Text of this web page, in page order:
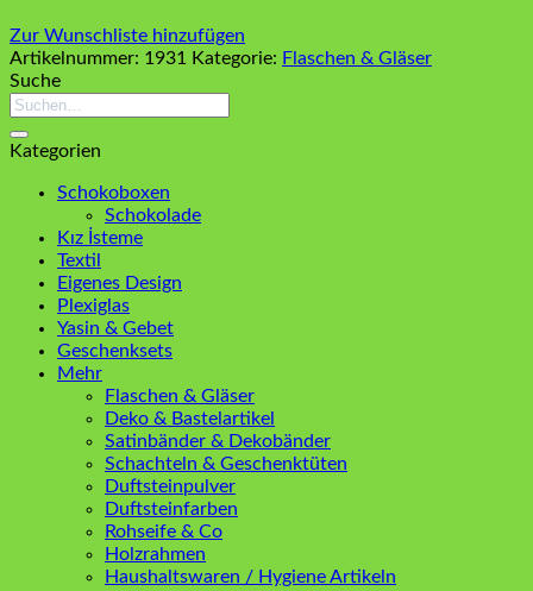
Zur Wunschliste hinzufügen
Artikelnummer: 1931 Kategorie: Flaschen & Gläser
Suche
Suchen
Kategorien
Schokoboxen
Schokolade
Kız İsteme
Textil
Eigenes Design
Plexiglas
Yasin & Gebet
Geschenksets
Mehr
Flaschen & Gläser
Deko & Bastelartikel
Satinbänder & Dekobänder
Schachteln & Geschenktüten
Duftsteinpulver
Duftsteinfarben
Rohseife & Co
Holzrahmen
Haushaltswaren / Hygiene Artikeln